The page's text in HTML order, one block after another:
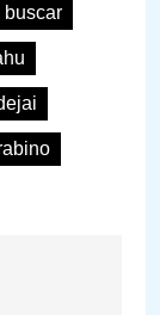
buscar